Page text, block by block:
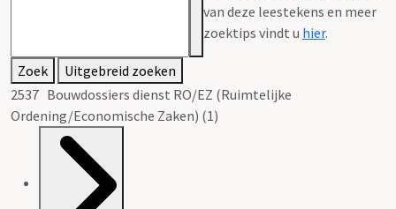
van deze leestekens en meer
zoektips vindt u hier.
Zoek
Uitgebreid zoeken
2537 Bouwdossiers dienst RO/EZ (Ruimtelijke
Ordening/Economische Zaken) (1)